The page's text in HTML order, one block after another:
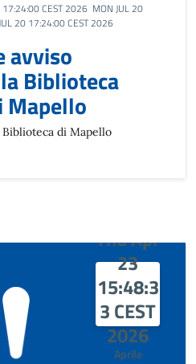
17:24:00 CEST 2026 MON JUL 20
20 17:24:00 CEST 2026
avviso
Biblioteca
Mapello
di Mapello
Thu Apr
23
15:48:3
3 CEST
2026
Aprile